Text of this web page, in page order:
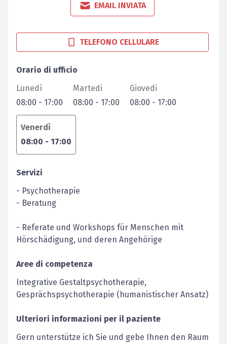
EMAIL INVIATA
TELEFONO CELLULARE
Orario di ufficio
Lunedì
08:00 - 17:00
Martedi
08:00 - 17:00
Giovedi
08:00 - 17:00
Venerdì
08:00 - 17:00
Servizi
- Psychotherapie
- Beratung
- Referate und Workshops für Menschen mit
Hörschädigung, und deren Angehörige
Aree di competenza
Integrative Gestaltpsychotherapie,
Gesprächspsychotherapie (humanistischer Ansatz)
Ulteriori informazioni per il paziente
Gern unterstütze ich Sie und gebe Ihnen den Raum